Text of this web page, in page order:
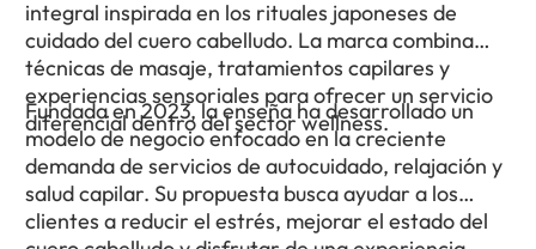
integral inspirada en los rituales japoneses de
cuidado del cuero cabelludo. La marca combina
técnicas de masaje, tratamientos capilares y
experiencias sensoriales para ofrecer un servicio
diferencial dentro del sector wellness.
Fundada en 2023, la enseña ha desarrollado un
modelo de negocio enfocado en la creciente
demanda de servicios de autocuidado, relajación y
salud capilar. Su propuesta busca ayudar a los
clientes a reducir el estrés, mejorar el estado del